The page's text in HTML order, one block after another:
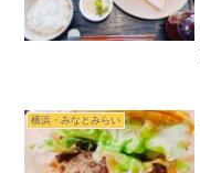
横浜・みなとみらい